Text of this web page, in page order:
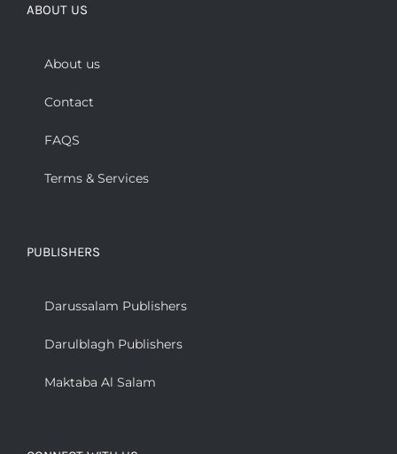
ABOUT US
About us
Contact
FAQS
Terms & Services
PUBLISHERS
Darussalam Publishers
Darulblagh Publishers
Maktaba Al Salam